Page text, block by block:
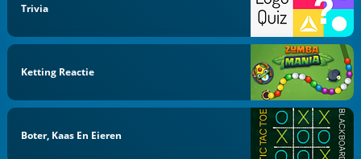
Trivia
Ketting Reactie
Boter, Kaas En Eieren